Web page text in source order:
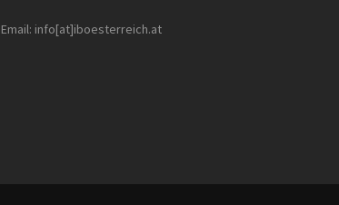
Email: info[at]iboesterreich.at